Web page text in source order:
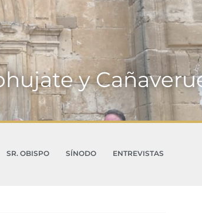
y
SR. OBISPO SÍNODO
ENTREVISTAS